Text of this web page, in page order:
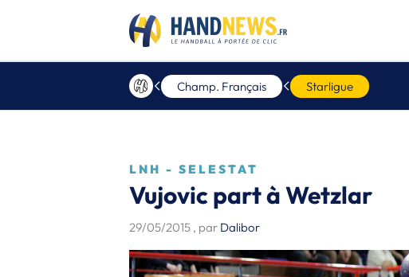
Champ. Français Starligue
LNH - SELESTAT
Vujovic part à Wetzlar
29/05/2015 , par Dalibor